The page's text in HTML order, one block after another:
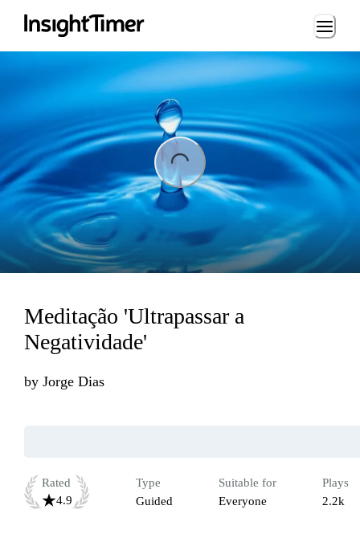
Loading...
Meditação 'Ultrapassar a
Negatividade'
by Jorge Dias
Rated
4.9
Type
Guided
Suitable for
Everyone
Plays
2.2k